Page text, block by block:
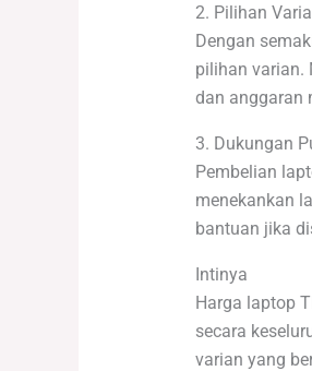
2. Pilihan
Dengan
pilihan varian.
dan anggaran
3. Dukungan
Pembelian
menekankan
bantuan jika
Intinya
Harga laptop
secara
varian yang